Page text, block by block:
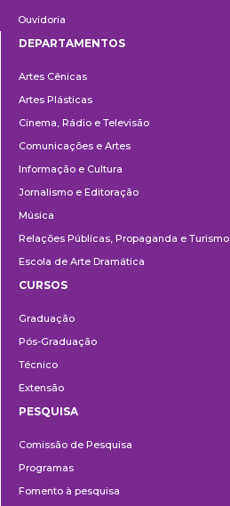
Ouvidoria
DEPARTAMENTOS
Artes Cênicas
Artes Plásticas
Cinema, Rádio e Televisão
Comunicações e Artes
Informação e Cultura
Jornalismo e Editoração
Música
Relações Públicas, Propaganda e Turismo
Escola de Arte Dramática
CURSOS
Graduação
Pós-Graduação
Técnico
Extensão
PESQUISA
Comissão de Pesquisa
Programas
Fomento à pesquisa